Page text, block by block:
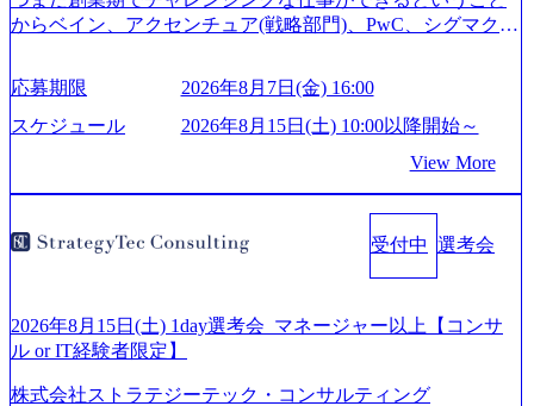
からベイン、アクセンチュア(戦略部門)、PwC、シグマクシ
が続々ジョインするピュアな戦略を伸ばす新興ファーム。
事業会社機能へ携われる可能性※SaaSプロダクト、地方創
生、メディアなど リモート比率99%、福岡や北海道在中者
業、通信業界に強みがあり、ヘルスケアな業界は広げてい
く予定 インセンティブ支給という他社にはない制度 ワンプ
始～ 2026年8月7日(金) 16:00 ※枠が限られておりますので、
ご応募いただいてもご対応できない可能性がございます ※
だいたご応募者様については、1dayではなく通常選考での
ご案内とさせていただきます ● 面接(1次・最終を一度の面
についてご連絡させていただきます。 ● 一日で最終面接ま
応募期限
2026年8月7日(金) 16:00
スケジュール
2026年8月15日(土) 10:00以降開始～
View More
受付中 選考会
2026年8月15日(土) 1day選考会_マネージャー以上【コンサ
ル or IT経験者限定】
株式会社ストラテジーテック・コンサルティング